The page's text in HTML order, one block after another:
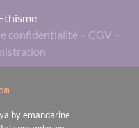
confidentialité – CGV –
by emandarine